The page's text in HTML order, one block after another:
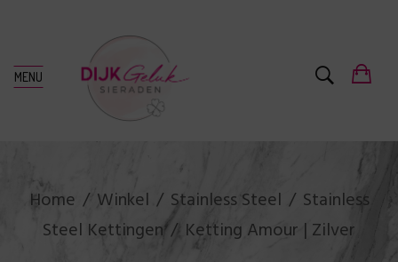
MENU
Home Winkel Stainless Steel
Stainless
Steel Kettingen
Ketting Amour | Zilver